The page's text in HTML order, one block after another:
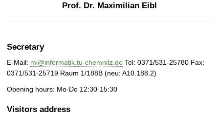
Prof. Dr. Maximilian Eibl
Secretary
E-Mail: mi@informatik.tu-chemnitz.de Tel: 0371/531-25780 Fax:
0371/531-25719 Raum 1/188B (neu: A10.188.2)
Opening hours: Mo-Do 12:30-15:30
Visitors address